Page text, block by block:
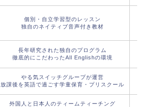
個別・自立学習型のレッスン
独自のネイティブ音声付き教材
長年研究された独自のプログラム
徹底的にこだわったAll Englishの環境
やる気スイッチグループが運営
放課後を英語で過ごす学童保育・プリスクール
外国人と日本人のティームティーチング